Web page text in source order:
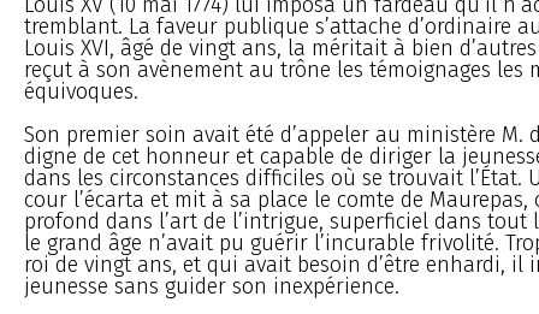
tremblant. La faveur publique s’attache d’ordinaire
Louis XVI, âgé de vingt ans, la méritait à bien
reçut à son avènement au trône les témoignages les
équivoques.
Son premier soin avait été d’appeler au ministère M.
digne de cet honneur et capable de diriger la
dans les circonstances difficiles où se trouvait l’État.
cour l’écarta et mit à sa place le comte de
profond dans l’art de l’intrigue, superficiel dans tout
le grand âge n’avait pu guérir l’incurable frivolité.
roi de vingt ans, et qui avait besoin d’être enhardi, il
jeunesse sans guider son inexpérience.